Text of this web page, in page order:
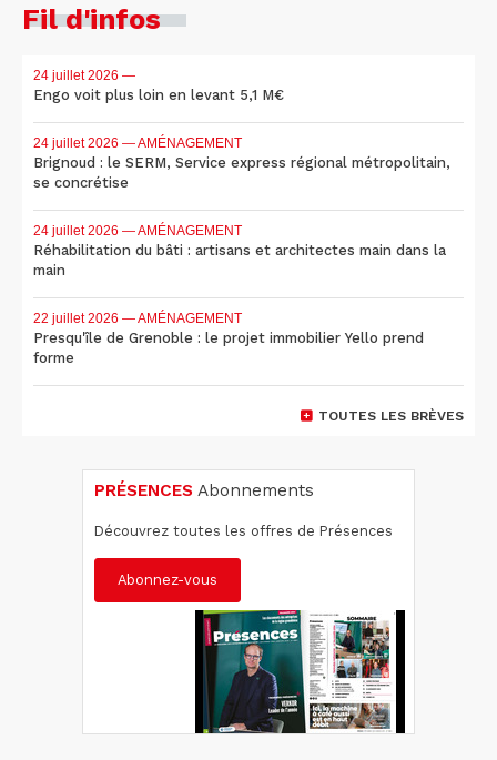
Fil d'infos
24 juillet 2026 —
Engo voit plus loin en levant 5,1 M€
24 juillet 2026 — AMÉNAGEMENT
Brignoud : le SERM, Service express régional métropolitain,
se concrétise
24 juillet 2026 — AMÉNAGEMENT
Réhabilitation du bâti : artisans et architectes main dans la
main
22 juillet 2026 — AMÉNAGEMENT
Presqu'île de Grenoble : le projet immobilier Yello prend
forme
TOUTES LES BRÈVES
PRÉSENCES Abonnements
Découvrez toutes les offres de Présences
Abonnez-vous